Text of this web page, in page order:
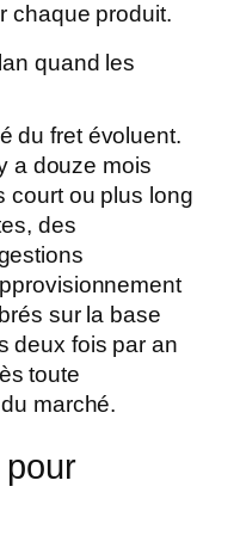
chaque produit.
quand les
du fret évoluent.
a douze mois
court ou plus long
des
sur la base
deux fois par an
toute
marché.
pour